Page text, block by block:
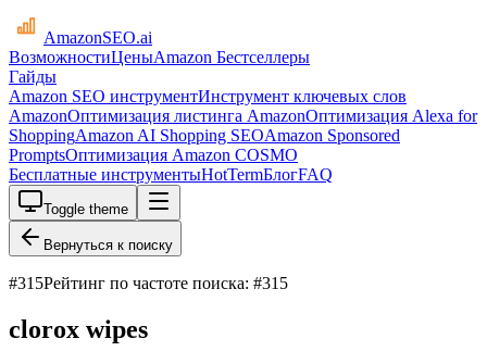
AmazonSEO.ai
ВозможностиЦеныAmazon Бестселлеры
Гайды
Amazon SEO инструментИнструмент ключевых слов
AmazonОптимизация листинга AmazonОптимизация Alexa for
ShoppingAmazon AI Shopping SEOAmazon Sponsored
PromptsОптимизация Amazon COSMO
Бесплатные инструментыHotTermБлогFAQ
Toggle theme
Вернуться к поиску
#315Рейтинг по частоте поиска: #315
clorox wipes